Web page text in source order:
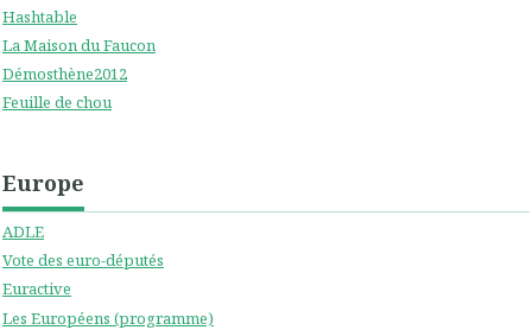
Hashtable
La Maison du Faucon
Démosthène2012
Feuille de chou
Europe
ADLE
Vote des euro-députés
Euractive
Les Européens (programme)